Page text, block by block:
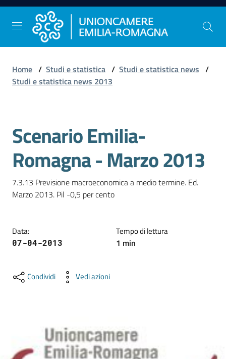
Vai al contenuto
Vai alla navigazione
Vai al footer
Comunicazione
Studi
e
Statistica
lavoro
Promozione
Internazionalizzazione
delle
Home / Studi e statistica / Studi e statistica news /
Studi e statistica news 2013
Salta al contenuto
Scenario Emilia-
Romagna - Marzo 2013
7.3.13 Previsione macroeconomica a medio termine. Ed.
Data:
07-04-2013
Tempo di lettura
1 min
Condividi Vedi azioni